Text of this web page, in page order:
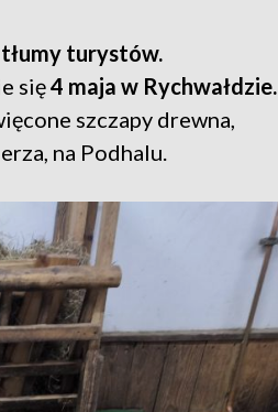
tłumy turystów.
się4 maja w Rychwałdzie.
szczapy drewna,
na Podhalu.